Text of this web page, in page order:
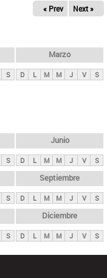
« Prev Next »
S
Marzo
D L M M J V S
S
Junio
D L M M J V S
S
Septiembre
D L M M J V S
S
Diciembre
D L M M J V S